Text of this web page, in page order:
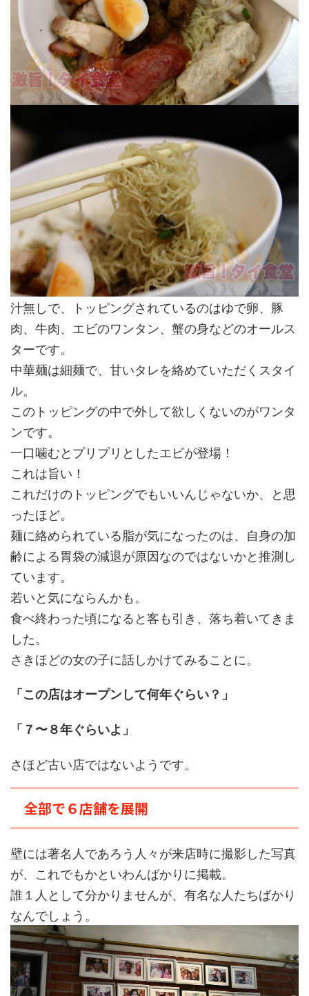
汁無しで、トッピングされているのはゆで卵、豚
肉、牛肉、エビのワンタン、蟹の身などのオールス
ターです。
中華麺は細麺で、甘いタレを絡めていただくスタイ
ル。
このトッピングの中で外して欲しくないのがワンタ
ンです。
一口噛むとプリプリとしたエビが登場！
これは旨い！
これだけのトッピングでもいいんじゃないか、と思
ったほど。
麺に絡められている脂が気になったのは、自身の加
齢による胃袋の減退が原因なのではないかと推測し
ています。
若いと気にならんかも。
食べ終わった頃になると客も引き、落ち着いてきま
した。
さきほどの女の子に話しかけてみることに。
「この店はオープンして何年ぐらい？」
「７〜８年ぐらいよ」
さほど古い店ではないようです。
全部で６店舗を展開
壁には著名人であろう人々が来店時に撮影した写真
が、これでもかといわんばかりに掲載。
誰１人として分かりませんが、有名な人たちばかり
なんでしょう。